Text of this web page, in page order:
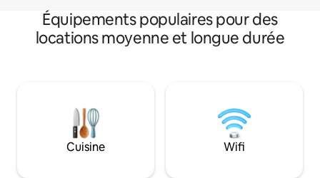
Équipements populaires pour des
locations moyenne et longue durée
Cuisine Wifi